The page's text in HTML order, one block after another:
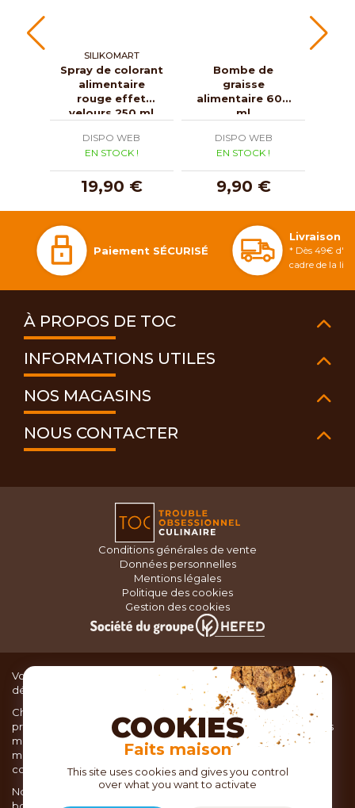
SILIKOMART
Spray de colorant
alimentaire
rouge effet
velours 250 ml
DISPO WEB
EN STOCK !
19,90 €
Bombe de
graisse
alimentaire 600
ml
DISPO WEB
EN STOCK !
9,90 €
Paiement SÉCURISÉ
Livraison
* Dès 49€
cadre de la
À PROPOS DE TOC
INFORMATIONS UTILES
NOS MAGASINS
NOUS CONTACTER
Conditions générales de vente
Données personnelles
Mentions légales
Politique des cookies
Gestion des cookies
Vous recherchez du matériel de cuisine pour concocter de
délicieux plats ou des pâtisseries dignes d’un grand chef ?
Chez TOC, boutique d’ustensiles de cuisine, nous vous
proposons une large sélection de produits issus des meilleures
marques de matériel de cuisine: Ustensiles de pâtisserie,
matériel de cuisson, service de table, ustensiles de cuisine,
coutellerie, set picnic.
Nous vous réservons un accueil chaleureux au sein de nos 21
boutiques, mais vous trouverez également tout votre matériel
COOKIES
Faits maison
This site uses cookies and gives you control
over what you want to activate